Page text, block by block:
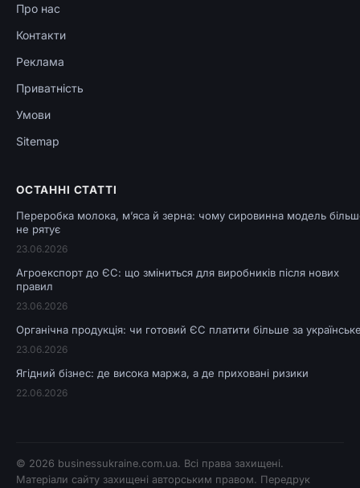
Про нас
Контакти
Реклама
Приватність
Умови
Sitemap
ОСТАННІ СТАТТІ
Переробка молока, м’яса й зерна: чому сировинна модель
не рятує
23.06.2026
Агроекспорт до ЄС: що зміниться для виробників після нових
правил
23.06.2026
Органічна продукція: чи готовий ЄС платити більше за
23.06.2026
Ягідний бізнес: де висока маржа, а де приховані ризики
22.06.2026
© 2026 businessukraine.com.ua. Всі права захищені.
Матеріали сайту захищені авторським правом. Передрук